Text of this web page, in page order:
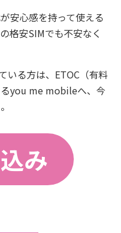
安心感を持って使える
格安SIMでも不安なく
いる方は、ETOC（有料
you me mobileへ、今
み